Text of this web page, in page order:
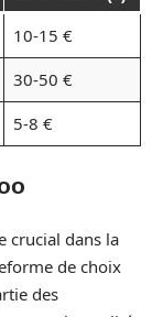
10-15 €
30-50 €
5-8 €
crucial dans la
de choix
des